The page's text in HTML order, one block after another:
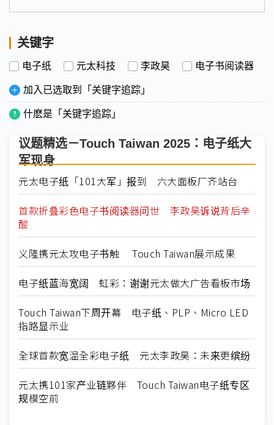
关键字
电子纸 元太科技 李政昊 电子书阅读器
加入已选取到「关键字追踪」
什麽是「关键字追踪」
议题精选－Touch Taiwan 2025：电子纸大
军现身
元太电子纸「101大军」报到 六大面板厂齐站台
首款折叠彩色电子书阅读器问世 李政昊诉说背后辛
酸
义隆携元太攻电子书触 Touch Taiwan展示成果
电子纸蓝海宽阔 虹彩：谢谢元太做大广告看板市场
Touch Taiwan下周开幕 电子纸、PLP、Micro LED
指路显示业
全球首款宽温全彩电子纸 元太李政昊：未来更缤纷
元太携101家产业链夥伴 Touch Taiwan电子纸专区
规模空前